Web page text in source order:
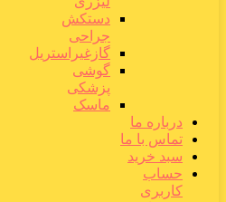
دستکش
جراحی
گازغیراستریل
گوشی
پزشکی
ماسک
درباره ما
تماس با ما
سبد خرید
حساب
کاربری